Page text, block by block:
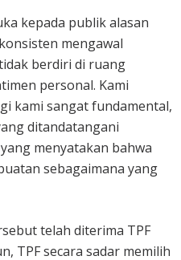
kepada publik alasan
mengawal
berdiri di ruang
personal. Kami
kami sangat fundamental,
ditandatangani
menyatakan bahwa
sebagaimana yang
telah diterima TPF
TPF secara sadar memilih